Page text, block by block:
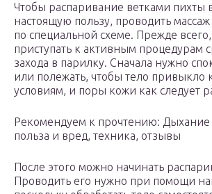
Чтобы распаривание ветками пихты
настоящую пользу, проводить
по специальной схеме. Прежде
приступать к активным процедурам
захода в парилку. Сначала нужно
или полежать, чтобы тело привыкло
условиям, и поры кожи как следует
Рекомендуем к прочтению: Дыхание
польза и вред, техника, отзывы
После этого можно начинать
Проводить его нужно при помощи